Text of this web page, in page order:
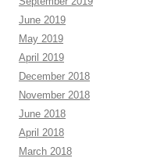
June 2019
May 2019
April 2019
December 2018
November 2018
June 2018
April 2018
March 2018